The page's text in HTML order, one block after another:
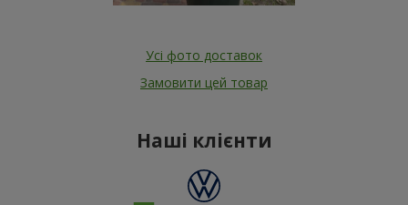
Усі фото доставок
Замовити цей товар
Наші клієнти